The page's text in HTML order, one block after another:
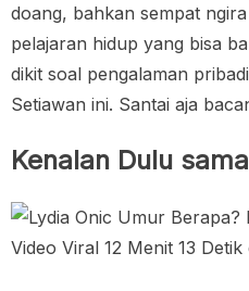
doang, bahkan sempat
pelajaran hidup yang bisa
dikit soal pengalaman
Setiawan ini. Santai aja
Kenalan Dulu